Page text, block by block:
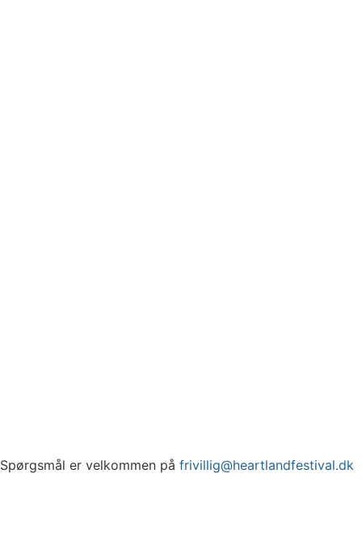
Spørgsmål er velkommen på frivillig@heartlandfestival.dk